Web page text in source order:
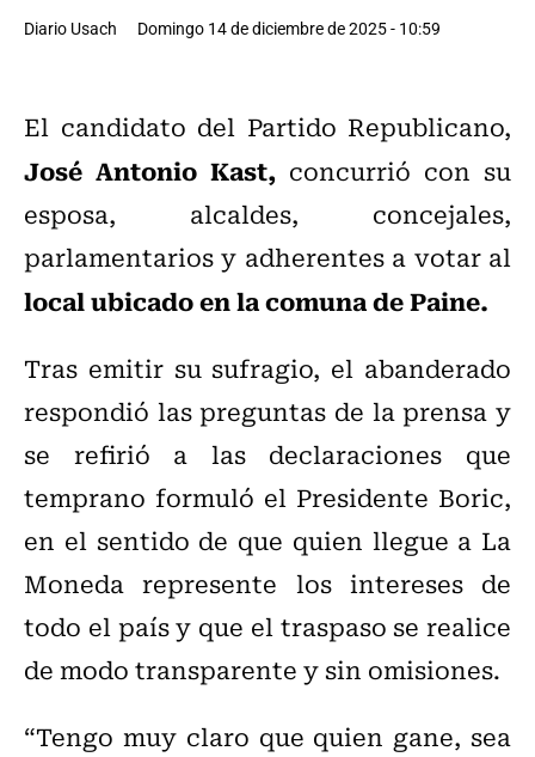
Diario Usach Domingo 14 de diciembre de 2025 - 10:59
El candidato del Partido Republicano,
José Antonio Kast, concurrió con su
esposa, alcaldes, concejales,
parlamentarios y adherentes a votar al
local ubicado en la comuna de Paine.
Tras emitir su sufragio, el abanderado
respondió las preguntas de la prensa y
se refirió a las declaraciones que
temprano formuló el Presidente Boric,
en el sentido de que quien llegue a La
Moneda represente los intereses de
todo el país y que el traspaso se realice
de modo transparente y sin omisiones.
“Tengo muy claro que quien gane, sea